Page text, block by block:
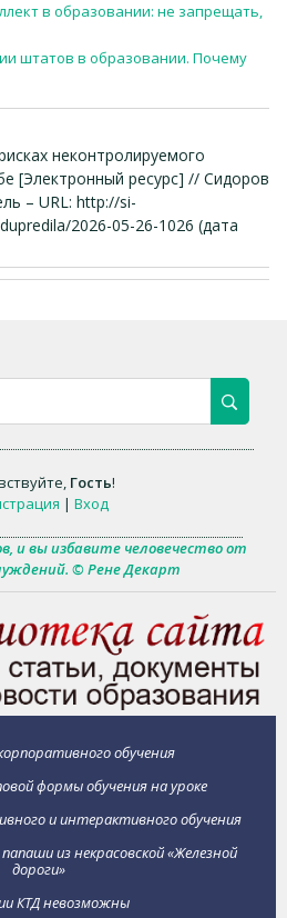
в образовании: не запрещать,
штатов в образовании. Почему
неконтролируемого
[Электронный ресурс] // Сидоров
– URL: http://si-
2026-05-26-1026 (дата
, Гость!
| Вход
и вы избавите человечество от
© Рене Декарт
обучения
формы обучения на уроке
и интерактивного обучения
из некрасовской «Железной
дороги»
КТД невозможны